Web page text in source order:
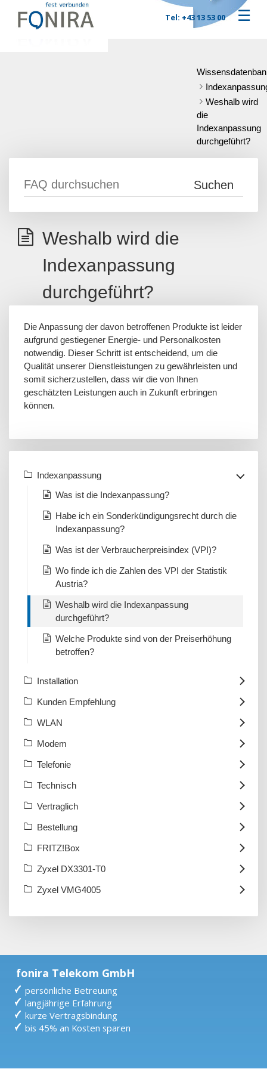
☰
Tel: +43 13 53 00
fonira Telekom GmbH
persönliche Betreuung
langjährige Erfahrung
kurze Vertragsbindung
bis 45% an Kosten sparen
Weshalb wird
die
Indexanpassung
durchgeführt?
Weshalb wird die
Indexanpassung
durchgeführt?
Die Anpassung der davon betroffenen Produkte ist leider
aufgrund gestiegener Energie- und Personalkosten
notwendig. Dieser Schritt ist entscheidend, um die
Qualität unserer Dienstleistungen zu gewährleisten und
somit sicherzustellen, dass wir die von Ihnen
geschätzten Leistungen auch in Zukunft erbringen
können.
Indexanpassung
Was ist die Indexanpassung?
Habe ich ein Sonderkündigungsrecht durch die
Indexanpassung?
Was ist der Verbraucherpreisindex (VPI)?
Wo finde ich die Zahlen des VPI der Statistik
Austria?
Weshalb wird die Indexanpassung
durchgeführt?
Welche Produkte sind von der Preiserhöhung
betroffen?
Installation
Kunden Empfehlung
WLAN
Modem
Telefonie
Technisch
Vertraglich
Bestellung
FRITZ!Box
Zyxel DX3301-T0
Zyxel VMG4005